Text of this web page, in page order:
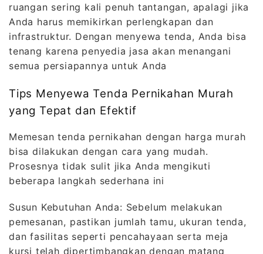
ruangan sering kali penuh tantangan, apalagi jika
Anda harus memikirkan perlengkapan dan
infrastruktur. Dengan menyewa tenda, Anda bisa
tenang karena penyedia jasa akan menangani
semua persiapannya untuk Anda
Tips Menyewa Tenda Pernikahan Murah
yang Tepat dan Efektif
Memesan tenda pernikahan dengan harga murah
bisa dilakukan dengan cara yang mudah.
Prosesnya tidak sulit jika Anda mengikuti
beberapa langkah sederhana ini
Susun Kebutuhan Anda: Sebelum melakukan
pemesanan, pastikan jumlah tamu, ukuran tenda,
dan fasilitas seperti pencahayaan serta meja
kursi telah dipertimbangkan dengan matang